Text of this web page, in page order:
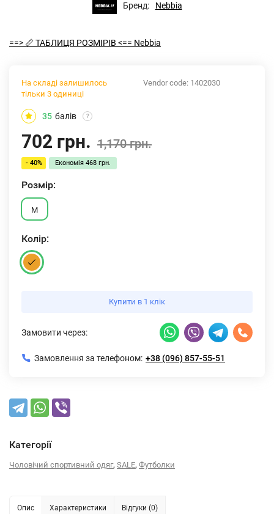
Бренд: Nebbia
==> 📏 ТАБЛИЦЯ РОЗМІРІВ <== Nebbia
Vendor code: 1402030
На складі залишилось
тільки 3 одиниці
35 балів ?
702 грн. 1,170 грн.
- 40% Економія 468 грн.
Розмiр:
M
Колiр:
Купити в 1 клік
Замовити через:
Замовлення за телефоном: +38 (096) 857-55-51
Категорії
Чоловічий спортивний одяг, SALE, Футболки
Опис Характеристики Відгуки (0)